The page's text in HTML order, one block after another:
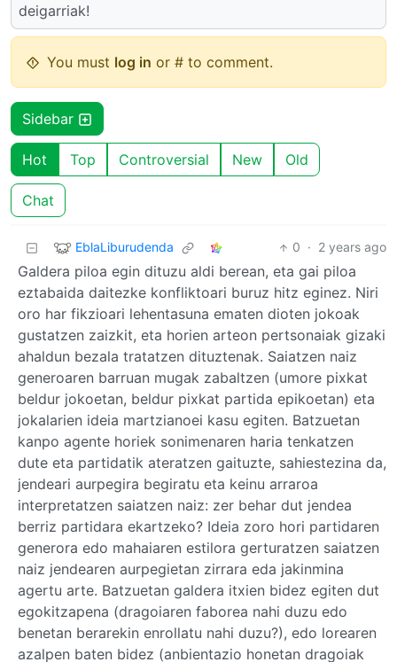
deigarriak!
You must log in or # to comment.
Sidebar
Hot Top Controversial New Old
Chat
EblaLiburudenda 0 · 2 years ago
Galdera piloa egin dituzu aldi berean, eta gai piloa
eztabaida daitezke konfliktoari buruz hitz eginez. Niri
oro har fikzioari lehentasuna ematen dioten jokoak
gustatzen zaizkit, eta horien arteon pertsonaiak gizaki
ahaldun bezala tratatzen dituztenak. Saiatzen naiz
generoaren barruan mugak zabaltzen (umore pixkat
beldur jokoetan, beldur pixkat partida epikoetan) eta
jokalarien ideia martzianoei kasu egiten. Batzuetan
kanpo agente horiek sonimenaren haria tenkatzen
dute eta partidatik ateratzen gaituzte, sahiestezina da,
jendeari aurpegira begiratu eta keinu arraroa
interpretatzen saiatzen naiz: zer behar dut jendea
berriz partidara ekartzeko? Ideia zoro hori partidaren
generora edo mahaiaren estilora gerturatzen saiatzen
naiz jendearen aurpegietan zirrara eda jakinmina
agertu arte. Batzuetan galdera itxien bidez egiten dut
egokitzapena (dragoiaren faborea nahi duzu edo
benetan berarekin enrollatu nahi duzu?), edo lorearen
azalpen baten bidez (anbientazio honetan dragoiak